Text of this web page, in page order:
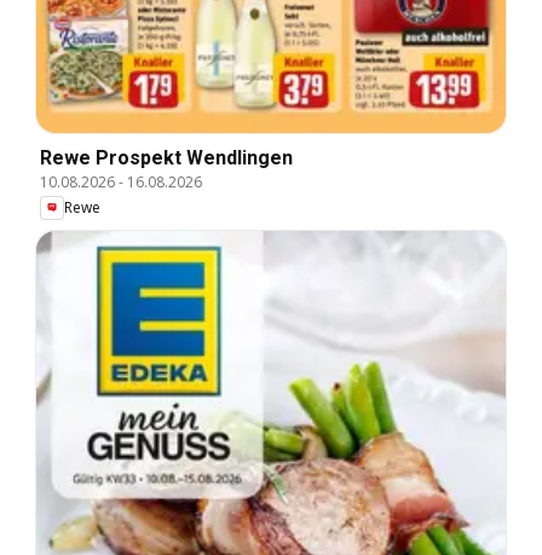
Rewe Prospekt Wendlingen
10.08.2026- 16.08.2026
Rewe